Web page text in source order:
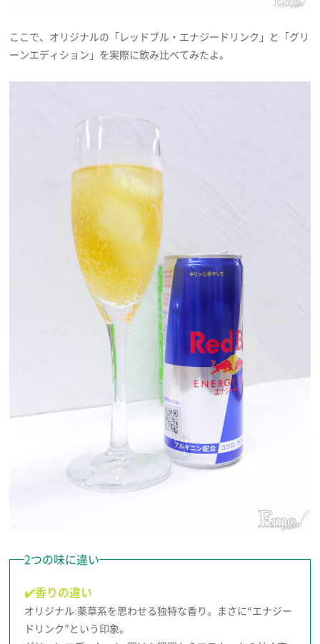
ここで、オリジナルの「レッドブル・エナジードリンク」と「グリ
ーンエディション」を実際に飲み比べてみたよ。
2つの味に違い
✔️香りの違い
オリジナル:薬草系を思わせる独特な香り。まさに“エナジー
ドリンク”という印象。